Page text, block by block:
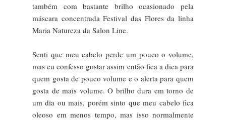
também com bastante brilho ocasionado pela
máscara concentrada Festival das Flores da linha
Maria Natureza da Salon Line.
Senti que meu cabelo perde um pouco o volume,
mas eu confesso gostar assim então fica a dica para
quem gosta de pouco volume e o alerta para quem
gosta de mais volume. O brilho dura em torno de
um dia ou mais, porém sinto que meu cabelo fica
oleoso em menos tempo, mas isso normalmente